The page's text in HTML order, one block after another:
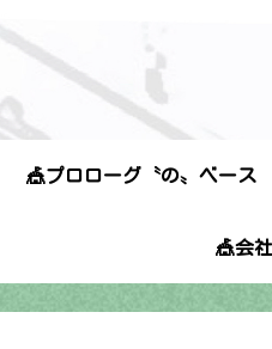
🎪プロローグ〝の〟ベース
🎪会